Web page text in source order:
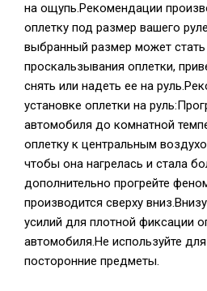
на ощупь.Рекомендации
оплетку под размер вашего
выбранный размер может стать
проскальзывания оплетки,
снять или надеть ее на
установке оплетки на
автомобиля до комнатной
оплетку к центральным
чтобы она нагрелась и стала
дополнительно прогрейте
производится сверху
усилий для плотной фиксации
автомобиля.Не используйте
посторонние предметы.